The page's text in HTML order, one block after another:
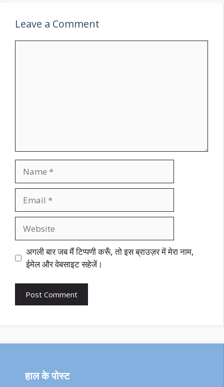
Leave a Comment
अगली बार जब मैं टिप्पणी करूँ, तो इस ब्राउज़र में मेरा नाम,
ईमेल और वेबसाइट सहेजें।
हाल के पोस्ट